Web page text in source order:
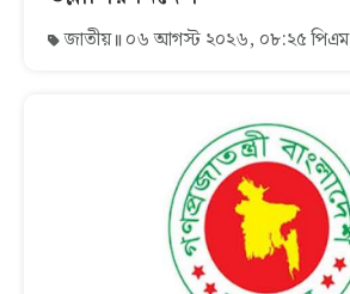
জাতীয় ০৬ আগস্ট ২০২৬, ০৮:২৫ পিএম